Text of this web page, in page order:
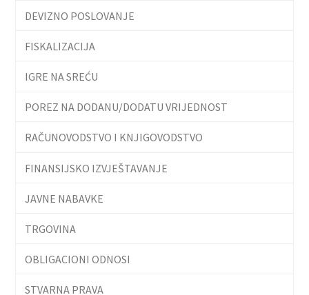
DEVIZNO POSLOVANJE
FISKALIZACIJA
IGRE NA SREĆU
POREZ NA DODANU/DODATU VRIJEDNOST
RAČUNOVODSTVO I KNJIGOVODSTVO
FINANSIJSKO IZVJEŠTAVANJE
JAVNE NABAVKE
TRGOVINA
OBLIGACIONI ODNOSI
STVARNA PRAVA